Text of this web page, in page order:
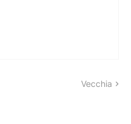
Vecchia